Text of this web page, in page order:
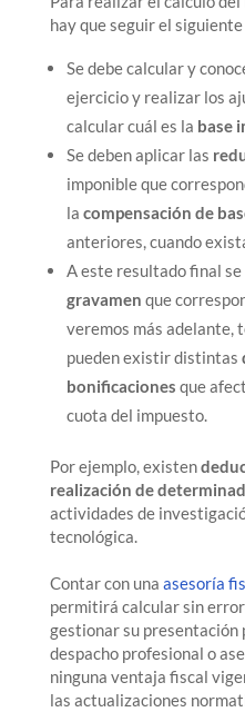
hay que seguir el
Se debe calcular y
ejercicio y realizar los
calcular cuál es la base
Se deben aplicar las
imponible que
la compensación de
anteriores, cuando
A este resultado final
gravamen que
veremos más adelante,
pueden existir distintas
bonificaciones que
cuota del impuesto.
Por ejemplo, existen
realización de
actividades de
tecnológica.
Contar con una asesoría
permitirá calcular sin
gestionar su presentación
despacho profesional o
ninguna ventaja fiscal
las actualizaciones